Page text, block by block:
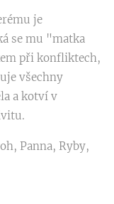
je
se mu "matka
při konfliktech,
všechny
a kotví v
Panna, Ryby,